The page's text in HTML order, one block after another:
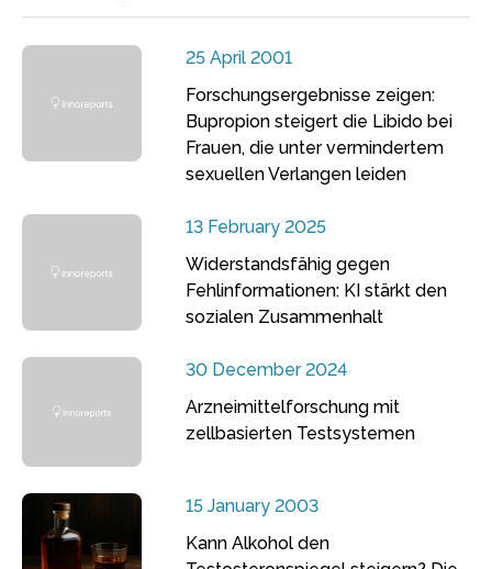
25 April 2001
Forschungsergebnisse zeigen:
Bupropion steigert die Libido bei
Frauen, die unter vermindertem
sexuellen Verlangen leiden
13 February 2025
Widerstandsfähig gegen
Fehlinformationen: KI stärkt den
sozialen Zusammenhalt
30 December 2024
Arzneimittelforschung mit
zellbasierten Testsystemen
15 January 2003
Kann Alkohol den